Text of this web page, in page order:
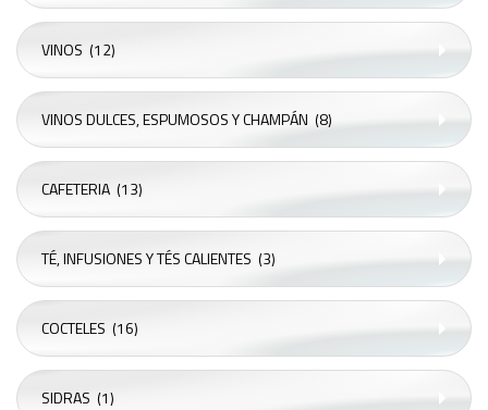
VINOS (12)
VINOS DULCES, ESPUMOSOS Y CHAMPÁN (8)
CAFETERIA (13)
TÉ, INFUSIONES Y TÉS CALIENTES (3)
COCTELES (16)
SIDRAS (1)